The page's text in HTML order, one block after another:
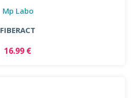
Mp Labo
FIBERACT
16.99 €